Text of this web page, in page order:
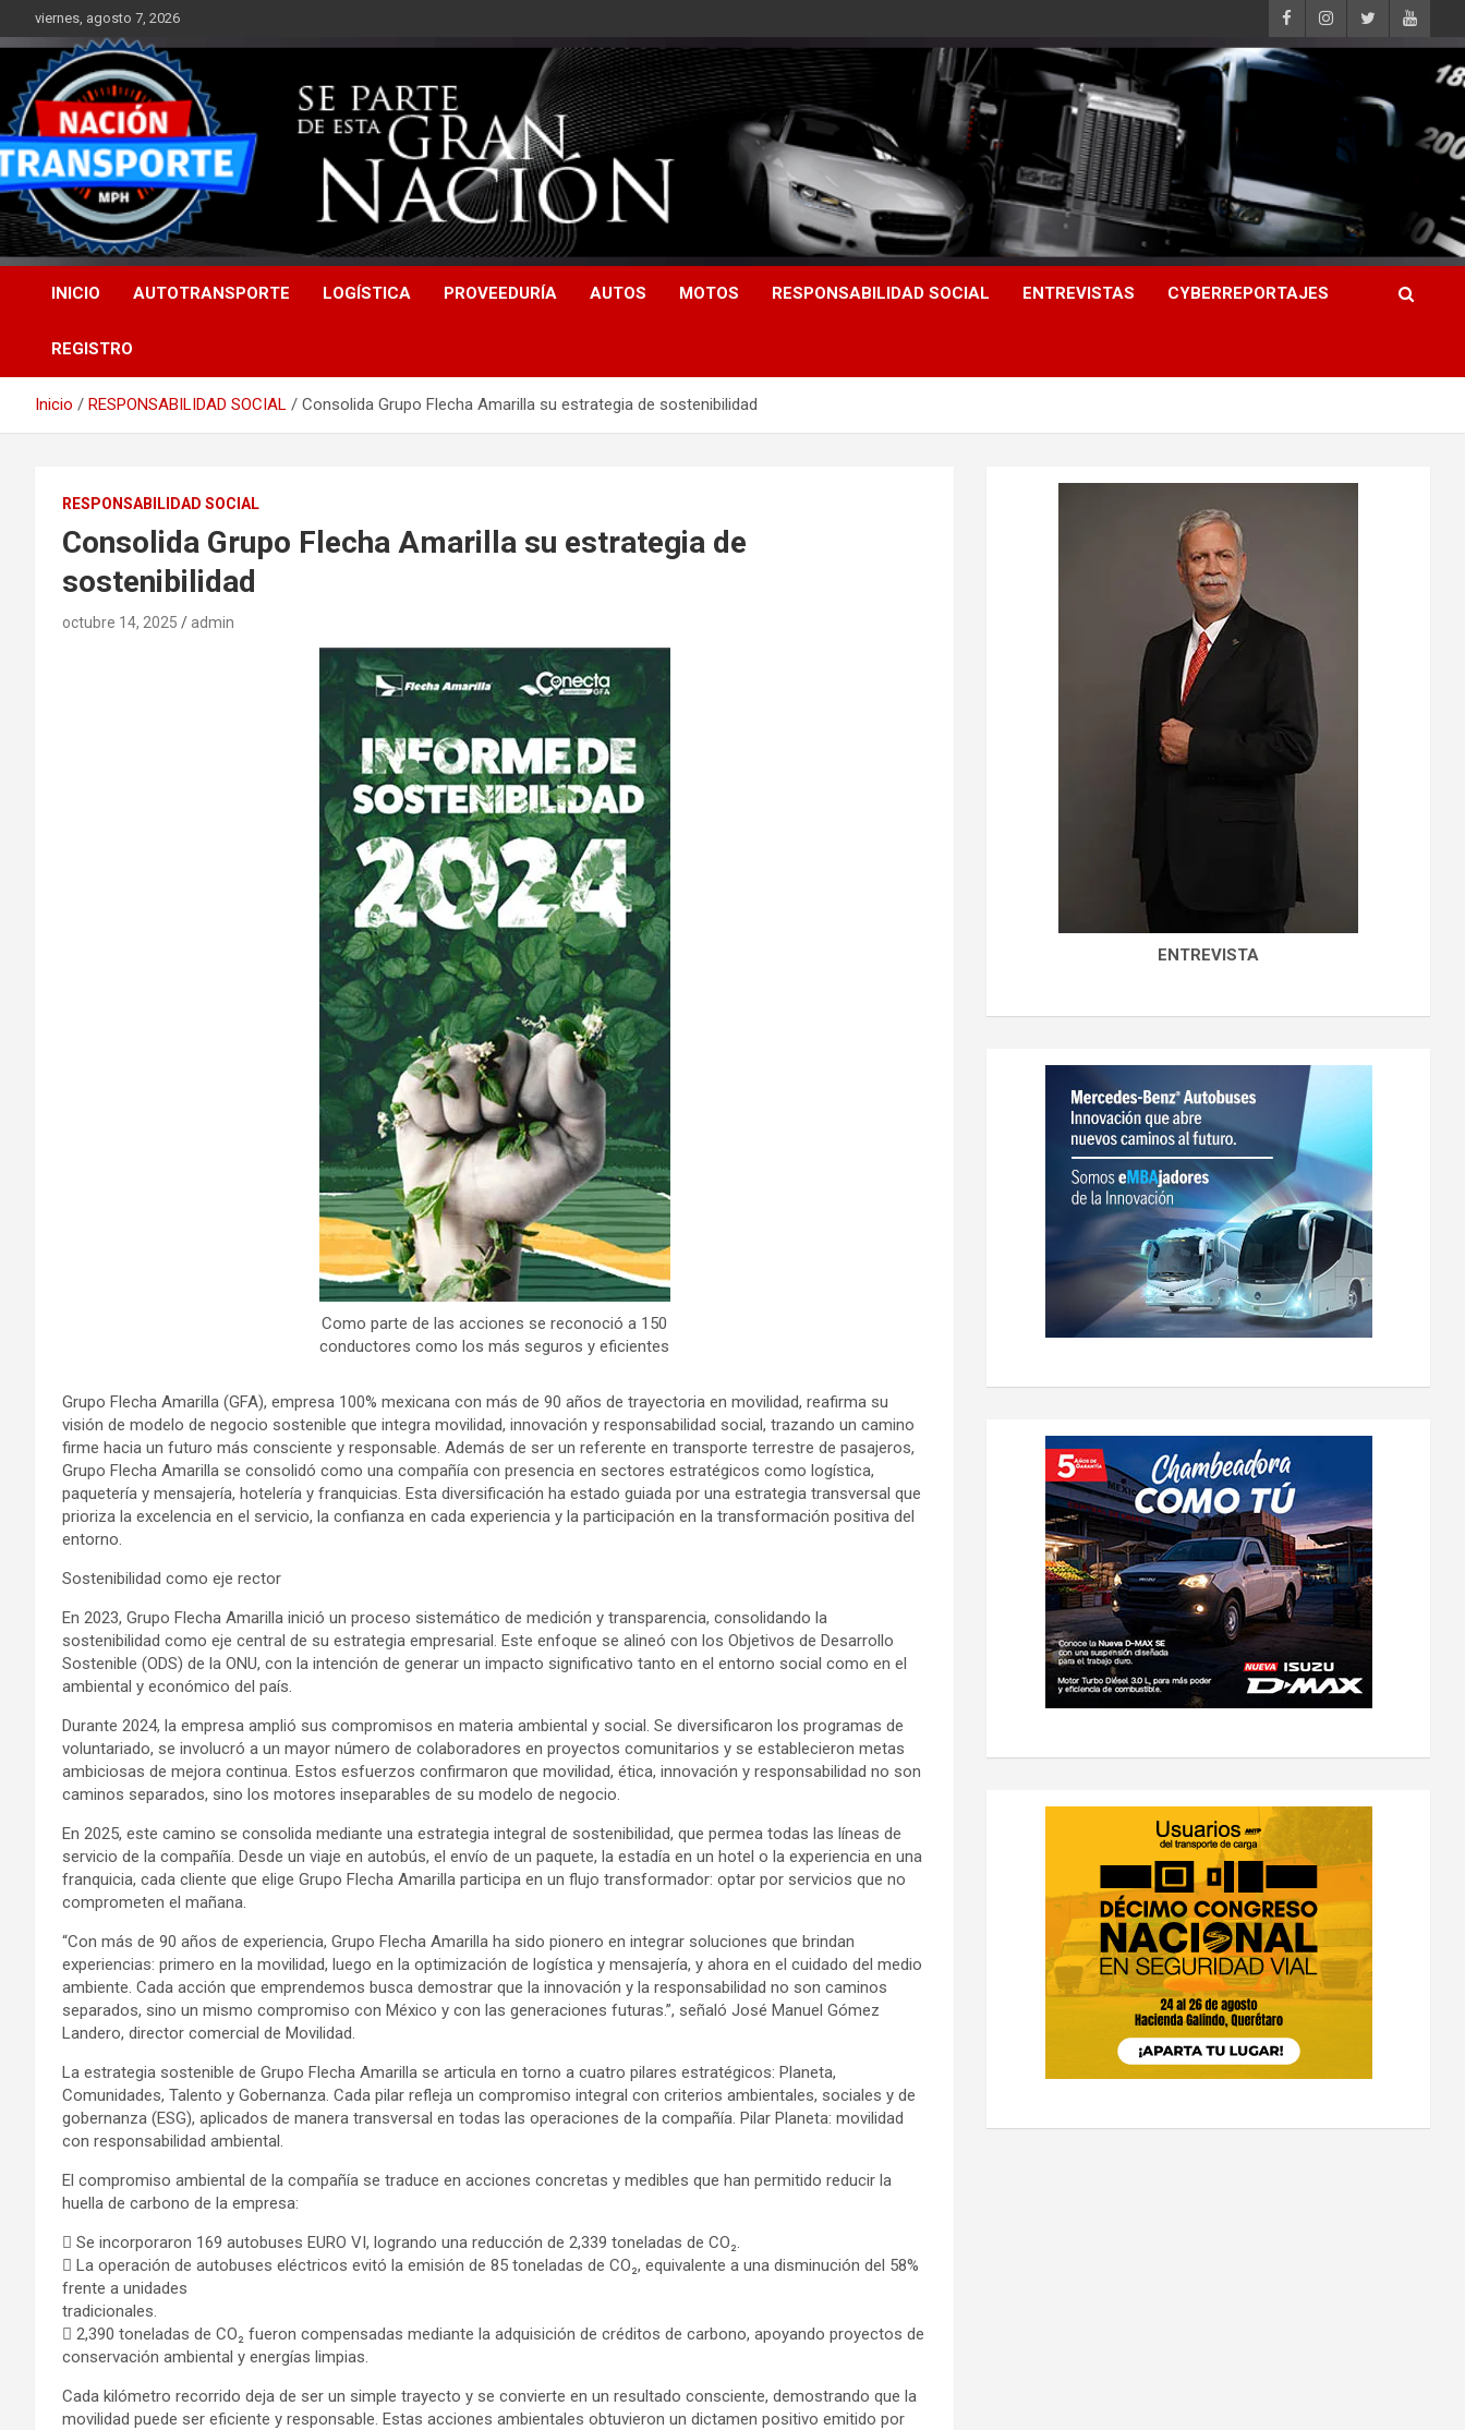
al
contenido
viernes, agosto 7, 2026
INICIO AUTOTRANSPORTE LOGÍSTICA PROVEEDURÍA AUTOS MOTOS RESPONSABILIDAD SOCIAL ENTREVISTAS CYBERREPORTAJES
REGISTRO
Inicio RESPONSABILIDAD SOCIAL Consolida Grupo Flecha Amarilla su estrategia de sostenibilidad
RESPONSABILIDAD SOCIAL
Consolida Grupo Flecha Amarilla su estrategia de
sostenibilidad
octubre 14, 2025 admin
Como parte de las acciones se reconoció a 150
conductores como los más seguros y eficientes
Grupo Flecha Amarilla (GFA), empresa 100% mexicana con más de 90 años de trayectoria en movilidad, reafirma su
visión de modelo de negocio sostenible que integra movilidad, innovación y responsabilidad social, trazando un camino
firme hacia un futuro más consciente y responsable. Además de ser un referente en transporte terrestre de pasajeros,
Grupo Flecha Amarilla se consolidó como una compañía con presencia en sectores estratégicos como logística,
paquetería y mensajería, hotelería y franquicias. Esta diversificación ha estado guiada por una estrategia transversal que
prioriza la excelencia en el servicio, la confianza en cada experiencia y la participación en la transformación positiva del
entorno.
Sostenibilidad como eje rector
En 2023, Grupo Flecha Amarilla inició un proceso sistemático de medición y transparencia, consolidando la
sostenibilidad como eje central de su estrategia empresarial. Este enfoque se alineó con los Objetivos de Desarrollo
Sostenible (ODS) de la ONU, con la intención de generar un impacto significativo tanto en el entorno social como en el
ambiental y económico del país.
Durante 2024, la empresa amplió sus compromisos en materia ambiental y social. Se diversificaron los programas de
voluntariado, se involucró a un mayor número de colaboradores en proyectos comunitarios y se establecieron metas
ambiciosas de mejora continua. Estos esfuerzos confirmaron que movilidad, ética, innovación y responsabilidad no son
caminos separados, sino los motores inseparables de su modelo de negocio.
En 2025, este camino se consolida mediante una estrategia integral de sostenibilidad, que permea todas las líneas de
servicio de la compañía. Desde un viaje en autobús, el envío de un paquete, la estadía en un hotel o la experiencia en una
franquicia, cada cliente que elige Grupo Flecha Amarilla participa en un flujo transformador: optar por servicios que no
comprometen el mañana.
“Con más de 90 años de experiencia, Grupo Flecha Amarilla ha sido pionero en integrar soluciones que brindan
experiencias: primero en la movilidad, luego en la optimización de logística y mensajería, y ahora en el cuidado del medio
ambiente. Cada acción que emprendemos busca demostrar que la innovación y la responsabilidad no son caminos
separados, sino un mismo compromiso con México y con las generaciones futuras.”, señaló José Manuel Gómez
Landero, director comercial de Movilidad.
La estrategia sostenible de Grupo Flecha Amarilla se articula en torno a cuatro pilares estratégicos: Planeta,
Comunidades, Talento y Gobernanza. Cada pilar refleja un compromiso integral con criterios ambientales, sociales y de
gobernanza (ESG), aplicados de manera transversal en todas las operaciones de la compañía. Pilar Planeta: movilidad
con responsabilidad ambiental.
El compromiso ambiental de la compañía se traduce en acciones concretas y medibles que han permitido reducir la
huella de carbono de la empresa:
 Se incorporaron 169 autobuses EURO VI, logrando una reducción de 2,339 toneladas de CO₂.
 La operación de autobuses eléctricos evitó la emisión de 85 toneladas de CO₂, equivalente a una disminución del 58%
frente a unidades
tradicionales.
 2,390 toneladas de CO₂ fueron compensadas mediante la adquisición de créditos de carbono, apoyando proyectos de
conservación ambiental y energías limpias.
Cada kilómetro recorrido deja de ser un simple trayecto y se convierte en un resultado consciente, demostrando que la
movilidad puede ser eficiente y responsable. Estas acciones ambientales obtuvieron un dictamen positivo emitido por
ENTREVISTA